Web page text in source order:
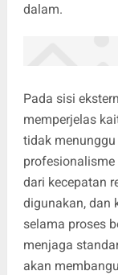
dalam.
Pada sisi
memperjelas
tidak
profesionalisme
dari kecepatan
digunakan, dan
selama proses
menjaga
akan